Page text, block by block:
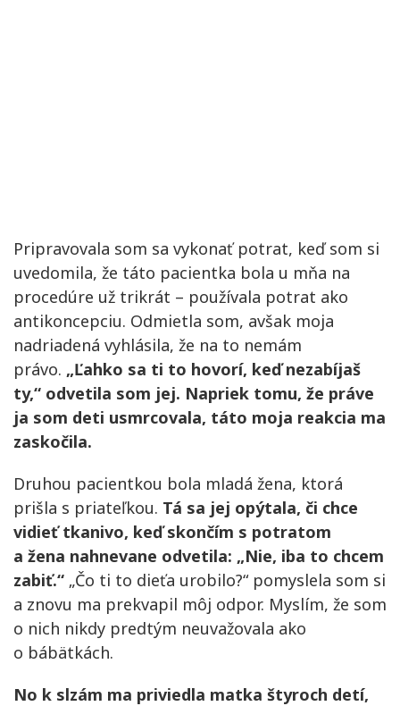
Pripravovala som sa vykonať potrat, keď som si
uvedomila, že táto pacientka bola u mňa na
procedúre už trikrát – používala potrat ako
antikoncepciu. Odmietla som, avšak moja
nadriadená vyhlásila, že na to nemám
právo. „Ľahko sa ti to hovorí, keď nezabíjaš
ty,“ odvetila som jej. Napriek tomu, že práve
ja som deti usmrcovala, táto moja reakcia ma
zaskočila.
Druhou pacientkou bola mladá žena, ktorá
prišla s priateľkou. Tá sa jej opýtala, či chce
vidieť tkanivo, keď skončím s potratom
a žena nahnevane odvetila: „Nie, iba to chcem
zabiť.“ „Čo ti to dieťa urobilo?“ pomyslela som si
a znovu ma prekvapil môj odpor. Myslím, že som
o nich nikdy predtým neuvažovala ako
o bábätkách.
No k slzám ma priviedla matka štyroch detí,